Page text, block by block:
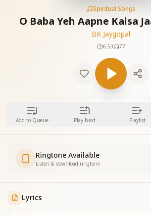
Spiritual Songs
O Baba Yeh Aapne Kaisa
BK Jaygopal
6:53 77
Add to Queue Play Next Playlist
Ringtone Available
Listen & download ringtone
Lyrics